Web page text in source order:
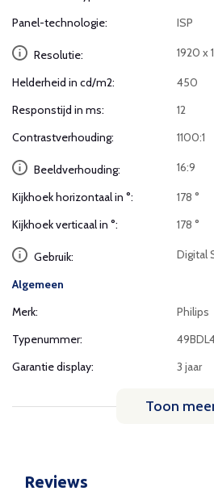
Panel-technologie:
ISP
Resolutie: 1920 x
Helderheid in cd/m2:
450
Responstijd in ms:
12
Contrastverhouding:
1100:1
Beeldverhouding: 16:9
Kijkhoek horizontaal in °:
178 °
Kijkhoek verticaal in °:
178 °
Gebruik: Digital
Algemeen
Merk:
Philips
Typenummer:
Garantie display:
3 jaar
Toon
Reviews